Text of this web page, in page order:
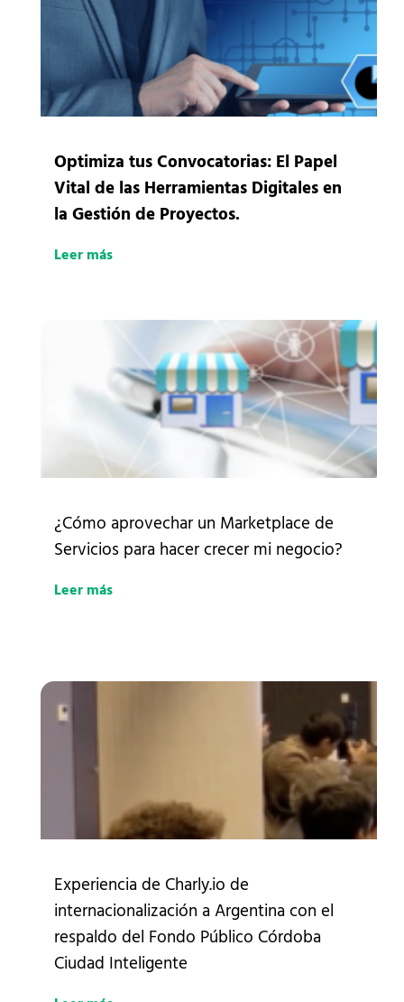
Optimiza tus Convocatorias: El Papel
Vital de las Herramientas Digitales en
la Gestión de Proyectos.
Leer más
¿Cómo aprovechar un Marketplace de
Servicios para hacer crecer mi negocio?
Leer más
Experiencia de Charly.io de
internacionalización a Argentina con el
respaldo del Fondo Público Córdoba
Ciudad Inteligente